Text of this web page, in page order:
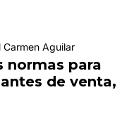
Aguilar
normas para
de venta,